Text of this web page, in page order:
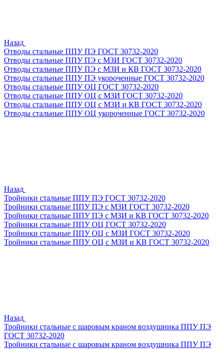
Назад
Отводы стальные ППУ ПЭ ГОСТ 30732-2020
Отводы стальные ППУ ПЭ с МЗИ ГОСТ 30732-2020
Отводы стальные ППУ ПЭ с МЗИ и КВ ГОСТ 30732-2020
Отводы стальные ППУ ПЭ укороченные ГОСТ 30732-2020
Отводы стальные ППУ ОЦ ГОСТ 30732-2020
Отводы стальные ППУ ОЦ с МЗИ ГОСТ 30732-2020
Отводы стальные ППУ ОЦ с МЗИ и КВ ГОСТ 30732-2020
Отводы стальные ППУ ОЦ укороченные ГОСТ 30732-2020
Назад
Тройники стальные ППУ ПЭ ГОСТ 30732-2020
Тройники стальные ППУ ПЭ с МЗИ ГОСТ 30732-2020
Тройники стальные ППУ ПЭ с МЗИ и КВ ГОСТ 30732-2020
Тройники стальные ППУ ОЦ ГОСТ 30732-2020
Тройники стальные ППУ ОЦ с МЗИ ГОСТ 30732-2020
Тройники стальные ППУ ОЦ с МЗИ и КВ ГОСТ 30732-2020
Назад
Тройники стальные с шаровым краном воздушника ППУ ПЭ
ГОСТ 30732-2020
Тройники стальные с шаровым краном воздушника ППУ ПЭ